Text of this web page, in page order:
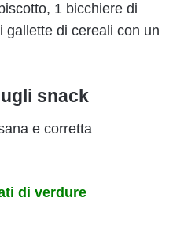
1 bicchiere di
gallette di cereali con un
snack
e corretta
di verdure